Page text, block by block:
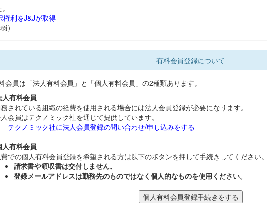
権利をJ&Jが取得
）
有料会員登録について
会員は「法人有料会員」と「個人有料会員」の2種類あります。
人有料会員
されている組織の経費を使用される場合には法人会員登録が必要になります。
会員はテクノミック社を通じて提供しています。
クノミック社に法人会員登録の問い合わせ/申し込みをする
人有料会員
での個人有料会員登録を希望される方は以下のボタンを押して手続きしてください。
請求書や領収書は交付しません。
登録メールアドレスは勤務先のものではなく個人的なものを使用ください。